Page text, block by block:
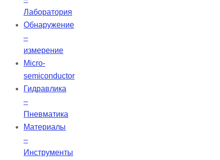
Лаборатория
Обнаружение
–
измерение
Micro-
semiconductor
Гидравлика
–
Пневматика
Материалы
–
Инструменты